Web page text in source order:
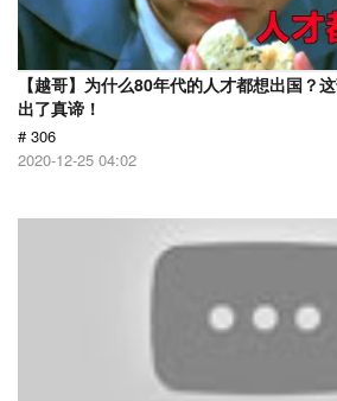
【越哥】为什么80年代的人才都想出国？
出了真谛！
# 306
2020-12-25 04:02